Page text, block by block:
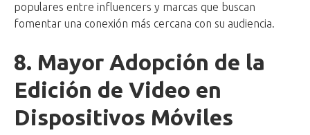
populares entre influencers y marcas que buscan
fomentar una conexión más cercana con su audiencia.
8. Mayor Adopción de la
Edición de Video en
Dispositivos Móviles